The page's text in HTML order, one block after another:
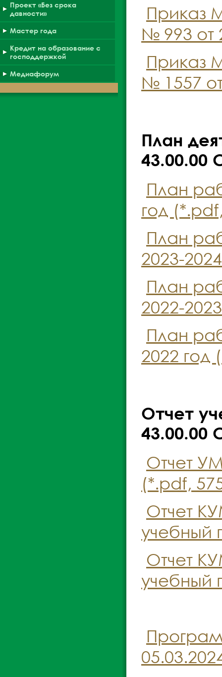
Проект «Без срока
давности»
Мастер года
Кредит на образование с
господдержкой
Медиафорум
Приказ
№ 993 от
Приказ
№ 1557
План
43.00.00
План
год
План
2023-
План
2022-
План
2022 год
Отчет
43.00.00
Отчет
(*.pdf,
Отчет
учебный
Отчет
учебный